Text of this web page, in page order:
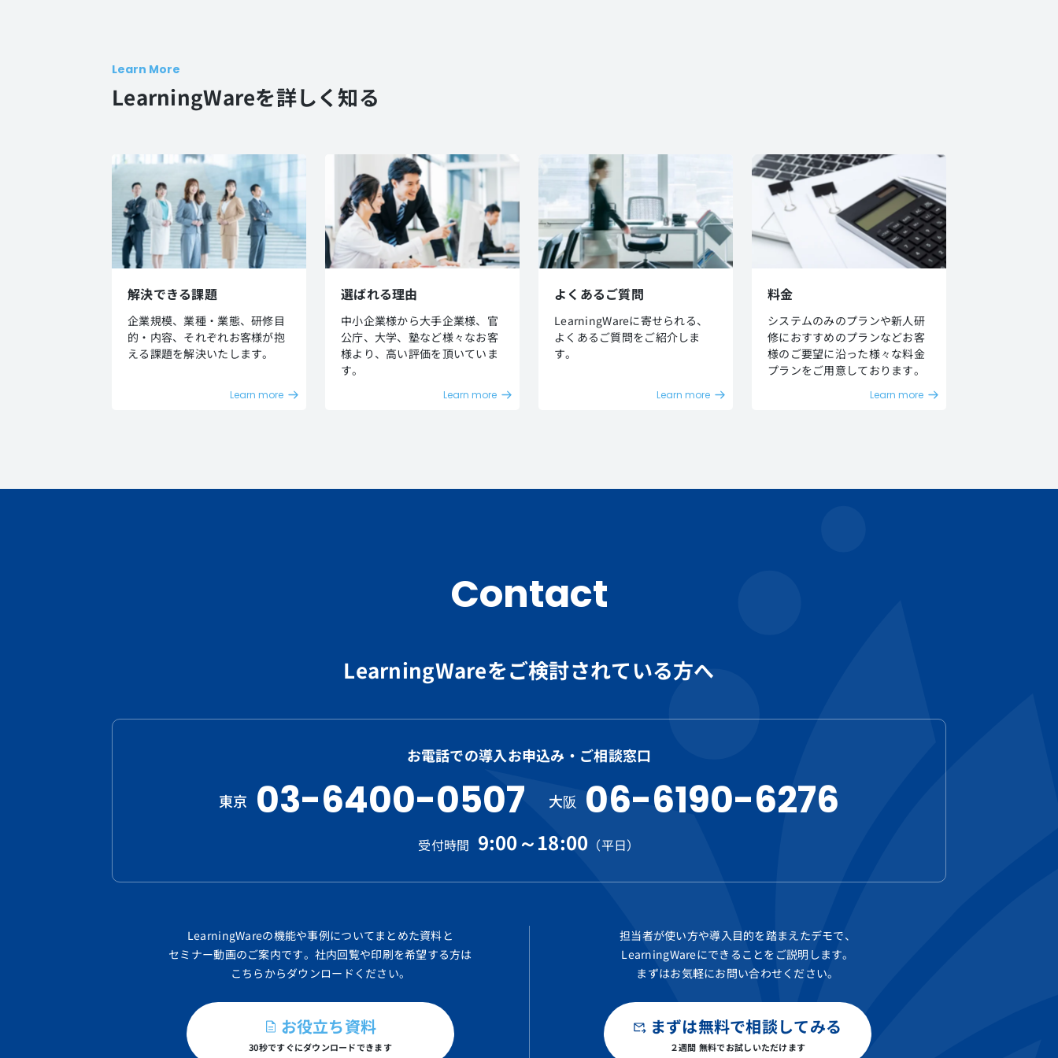
Learn More
LearningWareを詳しく知る
解決できる課題
企業規模、業種・業態、研修目
的・内容、それぞれお客様が抱
える課題を解決いたします。
Learn more
選ばれる理由
中小企業様から大手企業様、官
公庁、大学、塾など様々なお客
様より、高い評価を頂いていま
す。
Learn more
よくあるご質問
LearningWareに寄せられる、
よくあるご質問をご紹介しま
す。
Learn more
料金
システムのみのプランや新人研
修におすすめのプランなどお客
様のご要望に沿った様々な料金
プランをご用意しております。
Learn more
Contact
LearningWareをご検討されている方へ
お電話での導入お申込み・ご相談窓口
東京 03-6400-0507 大阪 06-6190-6276
受付時間 9:00～18:00 （平日）
LearningWareの機能や事例についてまとめた資料と
セミナー動画のご案内です。 社内回覧や印刷を希望する方は
こちらからダウンロードください。
お役立ち資料
30秒ですぐにダウンロードできます
担当者が使い方や導入目的を踏まえたデモで、
LearningWareにできることをご説明します。
まずはお気軽にお問い合わせください。
まずは無料で相談してみる
２週間 無料でお試しいただけます